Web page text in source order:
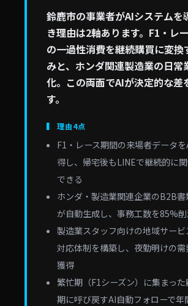
鈴鹿市の事業者がAIシステムを
き理由は2軸あります。F1・レ
の一過性消費を継続購買に変換
みと、ホンダ関連製造業の日常
化。この両面でAIが決定的な差
す。
▍ 理由4点
F1・レース期間の来場者データ
得し、帰宅後もLINEで継続的に
できる
ホンダ・製造業関連企業のB2B書
が自動生成し、事務工数を85%
製造業スタッフ向けの地域サー
対応体制を構築し、夜勤明けの需
獲得
繁忙期（F1シーズン）に集まっ
期に呼び戻すAI自動フォローで年